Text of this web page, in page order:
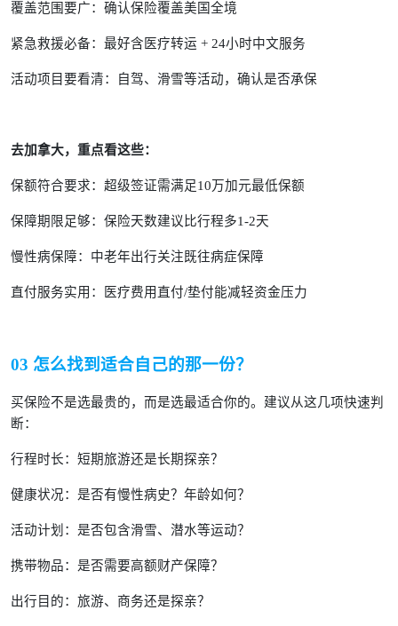
覆盖范围要广：确认保险覆盖美国全境
紧急救援必备：最好含医疗转运 + 24小时中文服务
活动项目要看清：自驾、滑雪等活动，确认是否承保
去加拿大，重点看这些：
保额符合要求：超级签证需满足10万加元最低保额
保障期限足够：保险天数建议比行程多1-2天
慢性病保障：中老年出行关注既往病症保障
直付服务实用：医疗费用直付/垫付能减轻资金压力
03 怎么找到适合自己的那一份？
买保险不是选最贵的，而是选最适合你的。建议从这几项快速判
断：
行程时长：短期旅游还是长期探亲？
健康状况：是否有慢性病史？年龄如何？
活动计划：是否包含滑雪、潜水等运动？
携带物品：是否需要高额财产保障？
出行目的：旅游、商务还是探亲？